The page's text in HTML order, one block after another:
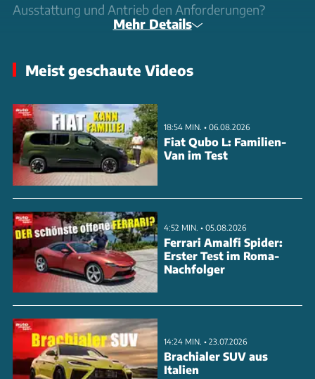
Ausstattung und Antrieb den Anforderungen?
Mehr Details
Meist geschaute Videos
18:54 MIN. • 06.08.2026
Fiat Qubo L: Familien-
Van im Test
4:52 MIN. • 05.08.2026
Ferrari Amalfi Spider:
Erster Test im Roma-
Nachfolger
14:24 MIN. • 23.07.2026
Brachialer SUV aus
Italien